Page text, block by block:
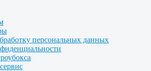
персональных данных